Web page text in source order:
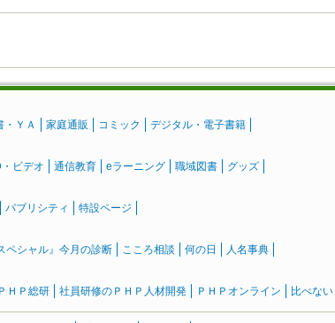
・ＹＡ 家庭通販 コミック デジタル・電子書籍
・ビデオ 通信教育 eラーニング 職域図書 グッズ
パブリシティ 特設ページ
ペシャル』今月の診断 こころ相談 何の日 人名事典
ＨＰ総研 社員研修のＰＨＰ人材開発 ＰＨＰオンライン 比べな